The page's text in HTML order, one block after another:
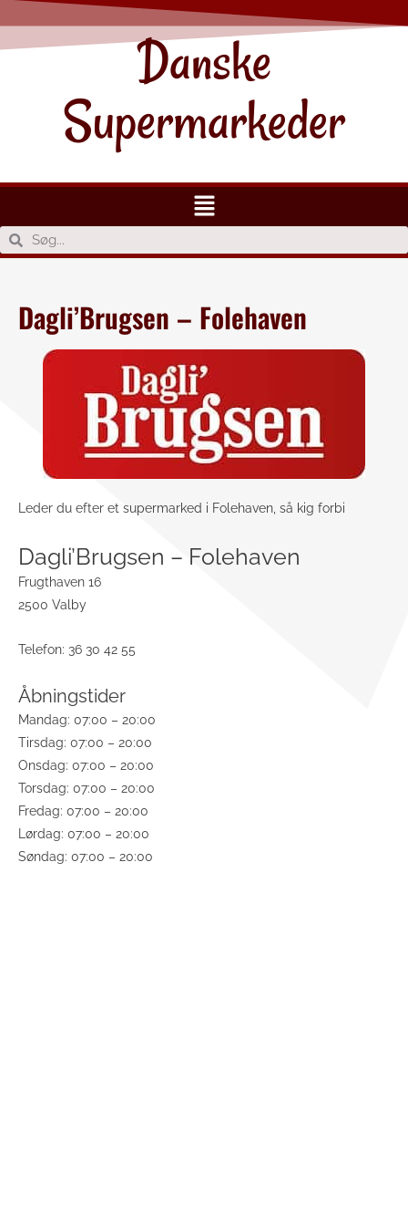
Danske
Supermarkeder
Dagli’Brugsen – Folehaven
Leder du efter et supermarked i Folehaven, så kig forbi
Dagli’Brugsen – Folehaven
Frugthaven 16
2500 Valby
Telefon: 36 30 42 55
Åbningstider
Mandag: 07:00 – 20:00
Tirsdag: 07:00 – 20:00
Onsdag: 07:00 – 20:00
Torsdag: 07:00 – 20:00
Fredag: 07:00 – 20:00
Lørdag: 07:00 – 20:00
Søndag: 07:00 – 20:00